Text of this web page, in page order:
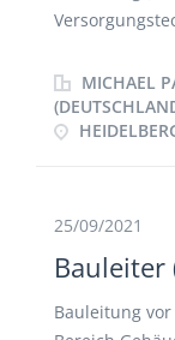
Teilnahme an
MICHAEL
25/09/2021
Bauleiter
Bauleitung